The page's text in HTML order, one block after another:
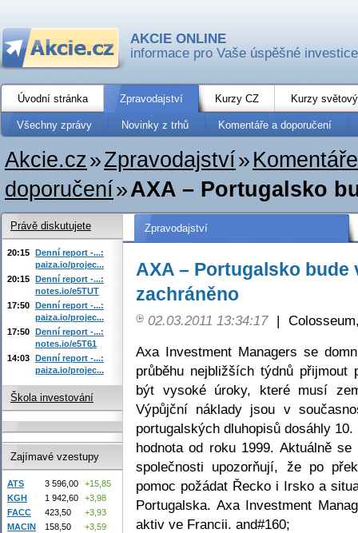
AKCIE ONLINE
informace pro Vaše úspěšné investice
Úvodní stránka Zpravodajství Kurzy CZ Kurzy
Všechny zprávy Novinky z trhů Komentáře a doporučení
Akcie.cz»Zpravodajství»
doporučení»AXA – Portugalsko
Zpravodajství
AXA – Portugalsko bude
zachráněno
02.03.2011 13:34:17 |
Axa Investment Managers se
průběhu nejbližších týdnů
být vysoké úroky, které musí
Výpůjční náklady jsou v
portugalských dluhopisů dosáhly
hodnota od roku 1999. Aktuálně
společnosti upozorňují, že po
pomoc požádat Řecko i Irsko a
Portugalska. Axa Investment
aktiv ve Francii. and#160;
Právě diskutujete
20:15 Denní report -...:
paiza.io/projec...
20:15 Denní report -...:
notes.io/e5TUT
17:50 Denní report -...:
paiza.io/projec...
17:50 Denní report -...:
notes.io/e5T61
14:03 Denní report -...:
paiza.io/projec...
Škola investování
Zajímavé vzestupy
ATS 3 596,00
+15,85
KGH
1 942,60
+3,98
FACC
423,50
+3,93
MACIN
158,50
+3,59